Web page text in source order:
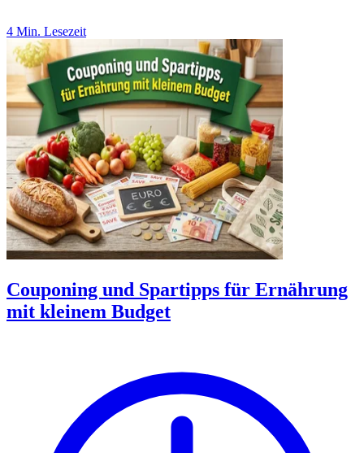
4 Min. Lesezeit
Couponing und Spartipps für Ernährung
mit kleinem Budget